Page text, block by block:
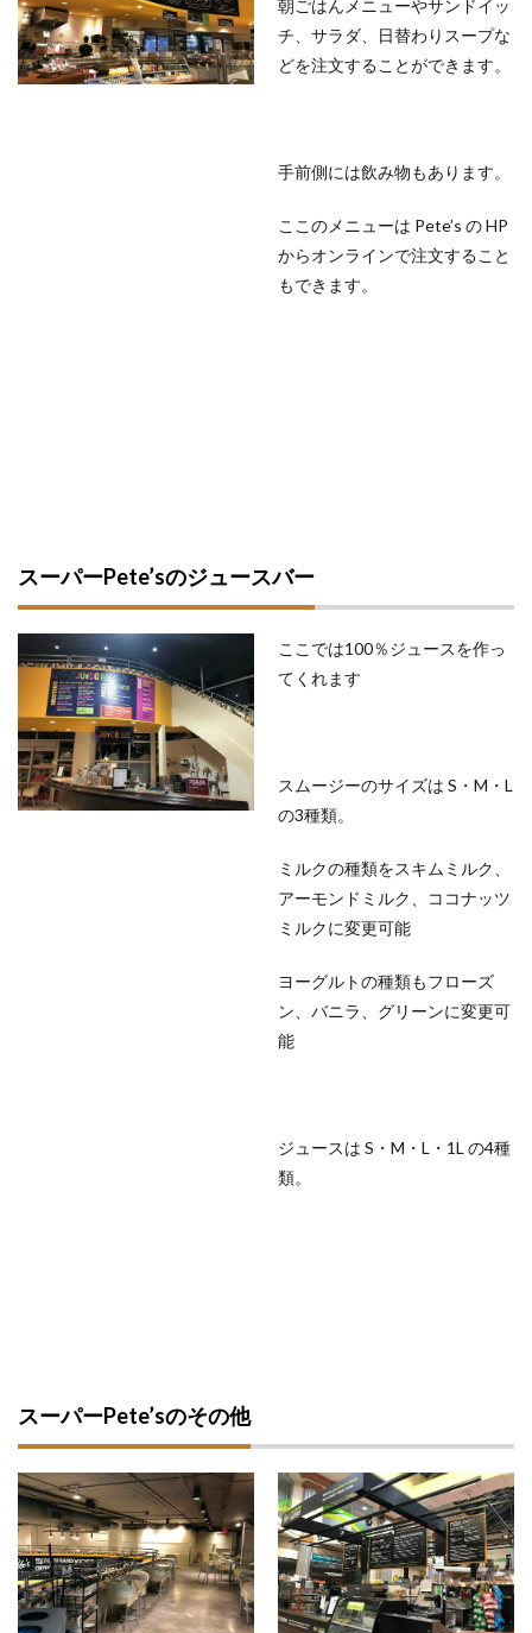
朝ごはんメニューやサンドイッ
チ、サラダ、日替わりスープな
どを注文することができます。
手前側には飲み物もあります。
ここのメニューは Pete’s の HP
からオンラインで注文すること
もできます。
スーパーPete’sのジュースバー
ここでは100％ジュースを作っ
てくれます
スムージーのサイズは S・M・L
の3種類。
ミルクの種類をスキムミルク、
アーモンドミルク、ココナッツ
ミルクに変更可能
ヨーグルトの種類もフローズ
ン、バニラ、グリーンに変更可
能
ジュースは S・M・L・1L の4種
類。
スーパーPete’sのその他